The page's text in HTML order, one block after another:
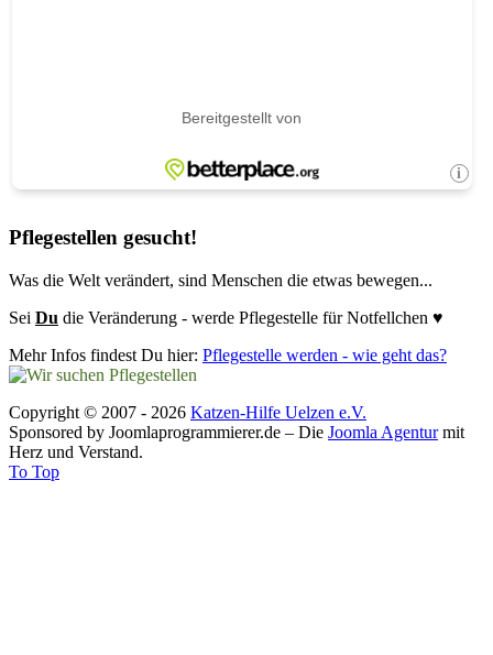
Pflegestellen gesucht!
Was die Welt verändert, sind Menschen die etwas bewegen...
Sei Du die Veränderung - werde Pflegestelle für Notfellchen ♥
Mehr Infos findest Du hier: Pflegestelle werden - wie geht das?
Copyright © 2007 - 2026 Katzen-Hilfe Uelzen e.V.
Sponsored by Joomlaprogrammierer.de – Die Joomla Agenturmit
Herz und Verstand.
To Top